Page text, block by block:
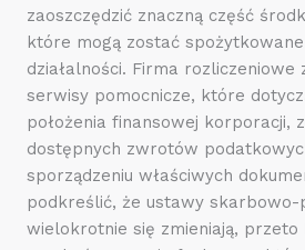
zaoszczędzić znaczną część
które mogą zostać
działalności. Firma rozliczeniowe
serwisy pomocnicze, które
położenia finansowej korporacji,
dostępnych zwrotów
sporządzeniu właściwych
podkreślić, że ustawy skarbowo-
wielokrotnie się zmieniają,